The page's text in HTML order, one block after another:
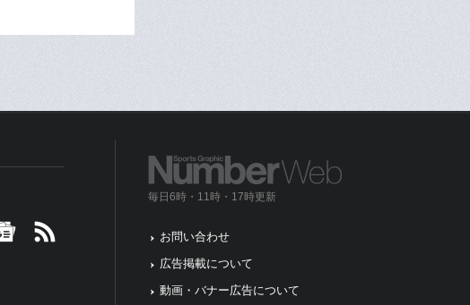
毎日6時・11時・17時更新
お問い合わせ
広告掲載について
動画・バナー広告について